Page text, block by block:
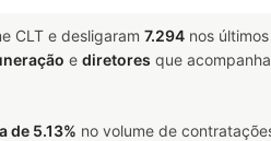
CLT e desligaram 7.294 nos
e diretores que
de 5.13% no volume de